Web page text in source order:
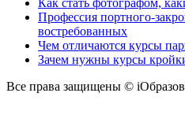
Профессия портного-
востребованных
Чем отличаются курсы
Зачем нужны курсы
Все права защищены ©